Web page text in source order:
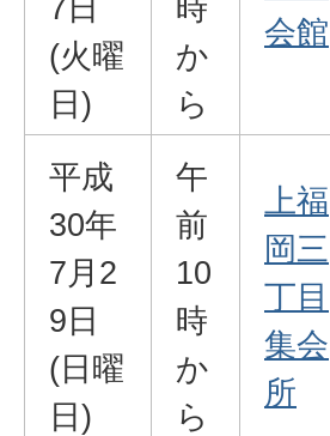
7日
(火曜
日)
時
か
ら
会館
平成
30年
7月2
9日
(日曜
日)
午
前
10
時
か
ら
上福
岡三
丁目
集会
所